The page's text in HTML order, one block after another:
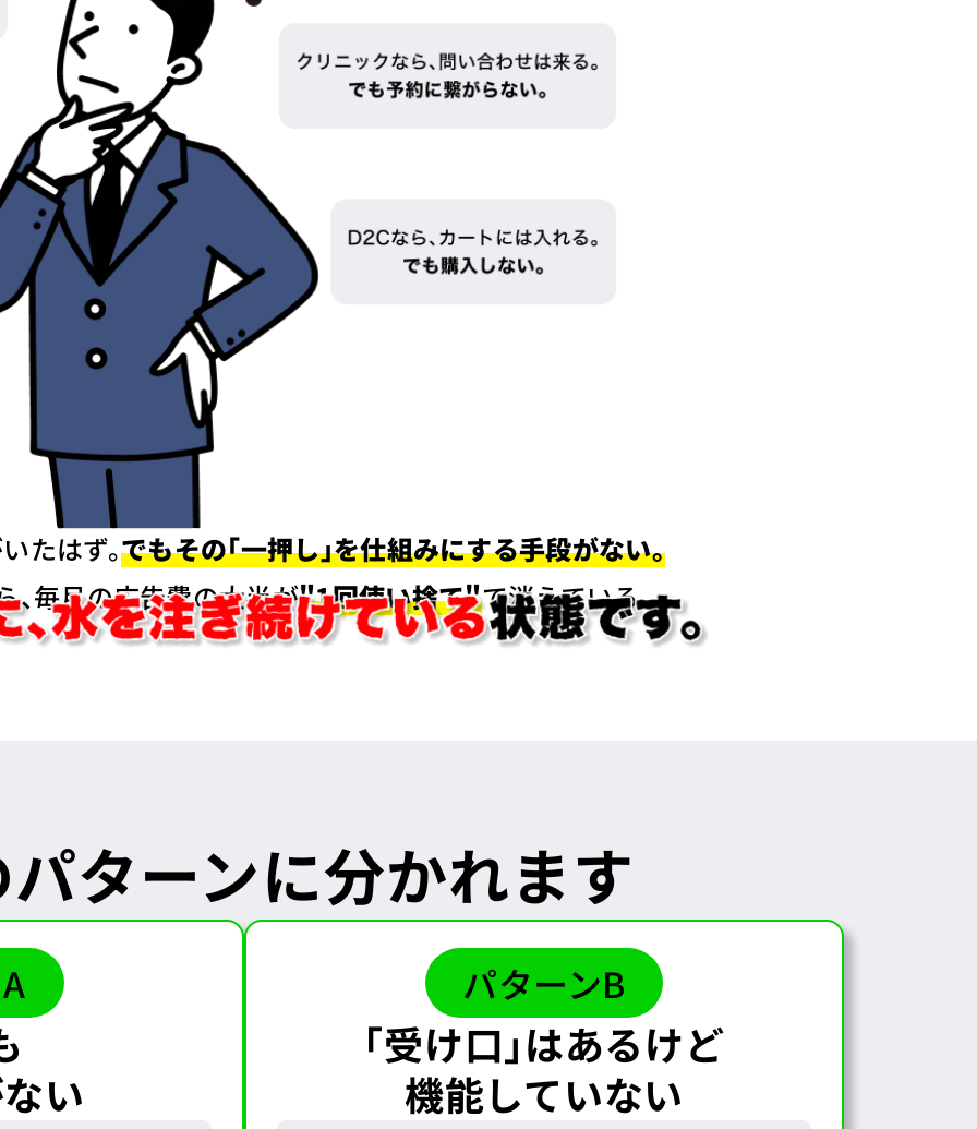
たはず。でもその「一押し」を仕組みにする手段がない。
毎月の広告費の大半が"1回使い捨て"で消えている。
ターンに分かれます
ない
パターンB
「受け口」はあるけど
機能していない